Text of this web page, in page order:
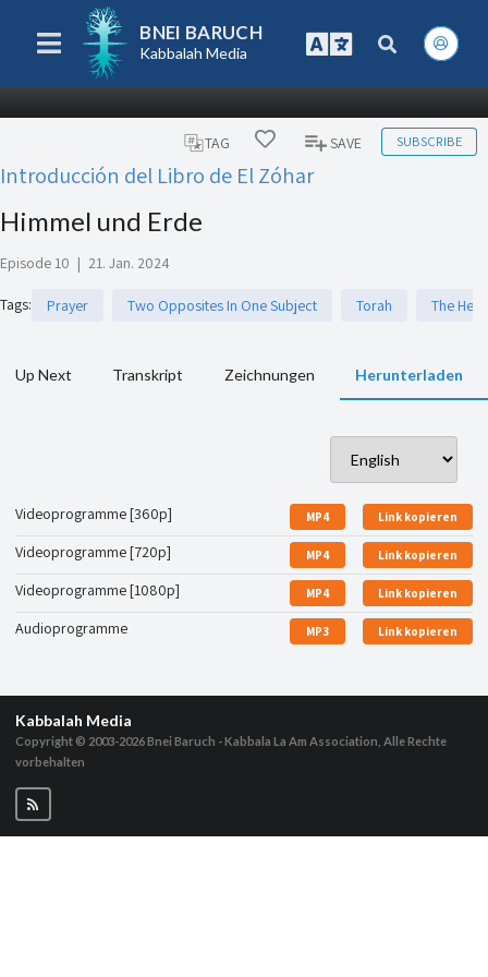
BNEI BARUCH
Kabbalah Media
TAG SAVE SUBSCRIBE
Introducción del Libro de El Zóhar
Himmel und Erde
Episode 10 | 21. Jan. 2024
Tags: Prayer Two Opposites In One Subject Torah The
Up Next Transkript Zeichnungen Herunterladen
Videoprogramme [360p] MP4 Link kopieren
Videoprogramme [720p] MP4 Link kopieren
Videoprogramme [1080p] MP4 Link kopieren
Audioprogramme MP3 Link kopieren
Kabbalah Media
Copyright © 2003-2026Bnei Baruch - Kabbala La Am Association, Alle Rechte
vorbehalten